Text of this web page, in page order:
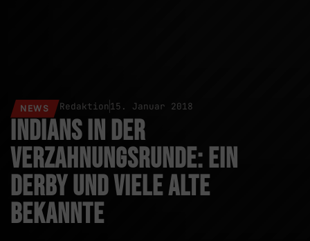
NEWS Redaktion15. Januar 2018
Indians in der
Verzahnungsrunde: Ein
Derby und viele alte
Bekannte